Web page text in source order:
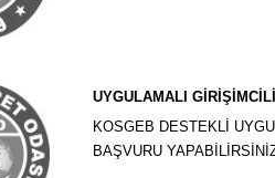
UYGULAMALI
KOSGEB DESTEKLİ
BAŞVURU